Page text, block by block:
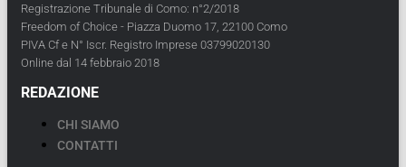
Registrazione Tribunale di Como: n°2/2018
Freedom of Choice - Piazza Duomo 17, 22100 Como
PIVA Cf e N° Iscr. Registro Imprese 03799020130
Online dal 14 febbraio 2018
REDAZIONE
CHI SIAMO
CONTATTI